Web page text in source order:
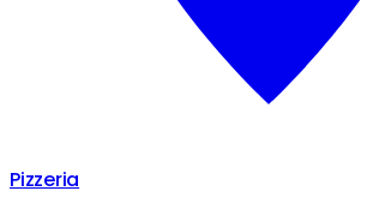
Pizzeria